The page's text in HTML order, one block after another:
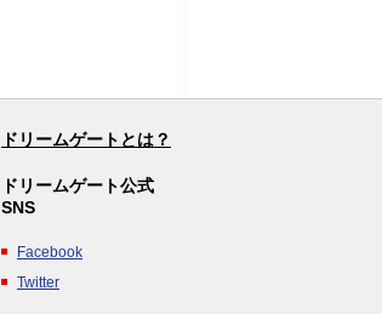
ドリームゲートとは？
ドリームゲート公式
SNS
Facebook
Twitter